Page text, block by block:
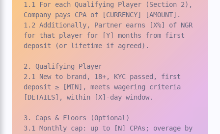
1.1 For each Qualifying Player (Section 2),
Company pays CPA of [CURRENCY] [AMOUNT].
1.2 Additionally, Partner earns [X%] of NGR
for that player for [Y] months from first
deposit (or lifetime if agreed).
2. Qualifying Player
2.1 New to brand, 18+, KYC passed, first
deposit ≥ [MIN], meets wagering criteria
[DETAILS], within [X]-day window.
3. Caps & Floors (Optional)
3.1 Monthly cap: up to [N] CPAs; overage by